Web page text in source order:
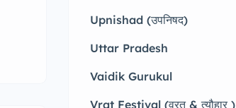
Upnishad (उपनिषद)
Uttar Pradesh
Vaidik Gurukul
Vrat Festival (व्रत & त्यौहार )